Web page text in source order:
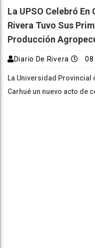
La UPSO Celebró
Rivera Tuvo Sus
Producción
Diario De Rivera 08
La Universidad Provincial
Carhué un nuevo acto de